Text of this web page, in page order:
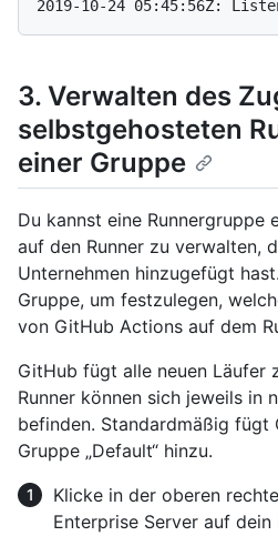
3. Verwalten des
selbstgehosteten
einer Gruppe
Du kannst eine Runnergruppe
auf den Runner zu verwalten,
Unternehmen hinzugefügt
Gruppe, um festzulegen,
von GitHub Actions auf dem
GitHub fügt alle neuen Läufer
Runner können sich jeweils in
befinden. Standardmäßig fügt
Gruppe „Default“ hinzu.
Klicke in der oberen
Enterprise Server auf